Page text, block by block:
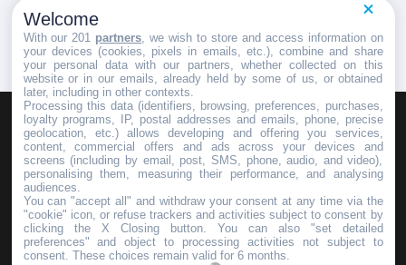
HOMEPAGEREDAZIONEINVIA UN COMUNICATO STAMPA
PUBBLICITÀSCRIVI AL DIRETTORE
Copyright © 2016 - 2025 ASD Fondo Italia - Partita Iva: IT 03855110049
Welcome
With our 201 partners , we wish to store and access information on
your devices (cookies, pixels in emails, etc.), combine and share
your personal data with our partners, whether collected on this
website or in our emails, already held by some of us, or obtained
later, including in other contexts.
Processing this data (identifiers, browsing, preferences, purchases,
loyalty programs, IP, postal addresses and emails, phone, precise
geolocation, etc.) allows developing and offering you services,
content, commercial offers and ads across your devices and
screens (including by email, post, SMS, phone, audio, and video),
personalising them, measuring their performance, and analysing
audiences.
You can "accept all" and withdraw your consent at any time via the
"cookie" icon, or refuse trackers and activities subject to consent by
clicking the X Closing button. You can also "set detailed
preferences" and object to processing activities not subject to
consent. These choices remain valid for 6 months.